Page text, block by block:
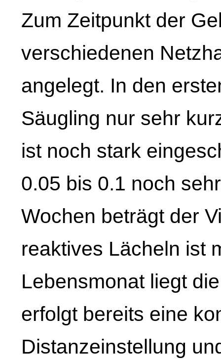
Zum Zeitpunkt der
verschiedenen
angelegt. In den
Säugling nur sehr
ist noch stark
0.05 bis 0.1 noch
Wochen beträgt der
reaktives Lächeln ist
Lebensmonat liegt
erfolgt bereits eine
Distanzeinstellung